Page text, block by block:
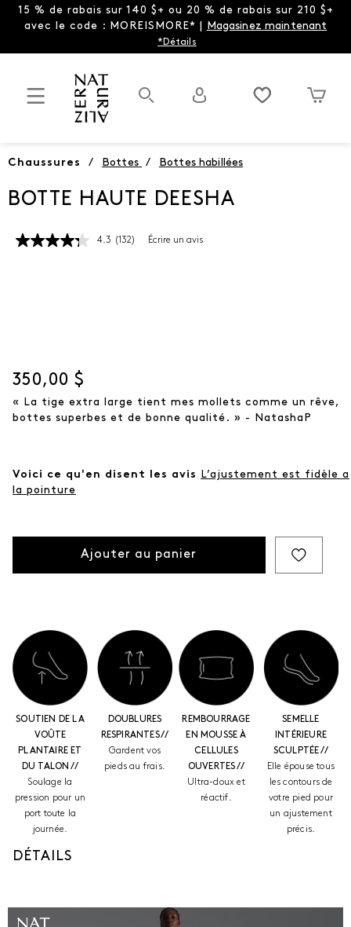
15 % de rabais sur 140 $+ ou 20 % de rabais sur 210 $+
avec le code : MOREISMORE* | Magasinez maintenant
*Détails
Chaussures / Bottes / Bottes habillées
BOTTE HAUTE DEESHA
4.3 Lire
(132) Écrire un avis
Prix actuel
350,00 $
« La tige extra large tient mes mollets comme un rêve,
bottes superbes et de bonne qualité. » - NatashaP
Voici ce qu'en disent les avis
L’ajustement est fidèle a
la pointure
Ajouter au panier
SOUTIEN DE LA
VOÛTE
PLANTAIRE ET
DU TALON //
Soulage la
pression pour un
port toute la
journée.
DOUBLURES
RESPIRANTES //
Gardent vos
pieds au frais.
REMBOURRAGE
EN MOUSSE À
CELLULES
OUVERTES //
Ultra-doux et
réactif.
SEMELLE
INTÉRIEURE
SCULPTÉE //
Elle épouse tous
les contours de
votre pied pour
un ajustement
précis.
DÉTAILS